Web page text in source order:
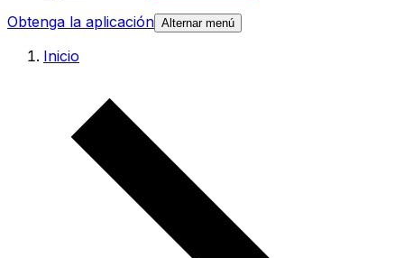
Obtenga la aplicación Alternar menú
Inicio